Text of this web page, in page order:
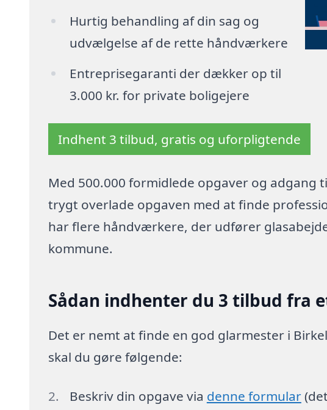
Hurtig behandling af din sag og
udvælgelse af de rette håndværkere
Entreprisegaranti der dækker op til
3.000 kr. for private boligejere
Indhent 3 tilbud, gratis og uforpligtende
Med 500.000 formidlede opgaver og adgang
trygt overlade opgaven med at finde
har flere håndværkere, der udfører
kommune.
Sådan indhenter du 3 tilbud fra
Det er nemt at finde en god glarmester i
skal du gøre følgende:
Beskriv din opgave via denne formular